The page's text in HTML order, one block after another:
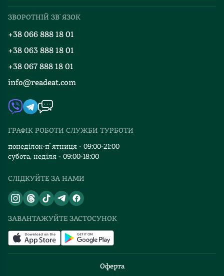
Про нас
Добірки
Блог
Події
Книгарні
Контакти
Автори
Видавництва
Відгуки та оцінка RDT
ЗВОРОТНІЙ ЗВ`ЯЗОК
+38 066 888 18 01
+38 063 888 18 01
+38 067 888 18 01
info@readeat.com
ГРАФІК РОБОТИ СЛУЖБИ ТУРБОТИ
понеділок-п`ятниця - 09:00-21:00
субота, неділя - 09:00-18:00
СЛІДКУЙТЕ ЗА НАМИ
ЗАВАНТАЖУЙТЕ ЗАСТОСУНОК
Оферта